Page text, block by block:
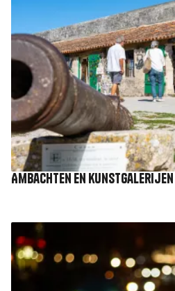
Ambachten en kunstgalerijen
Afbeelding